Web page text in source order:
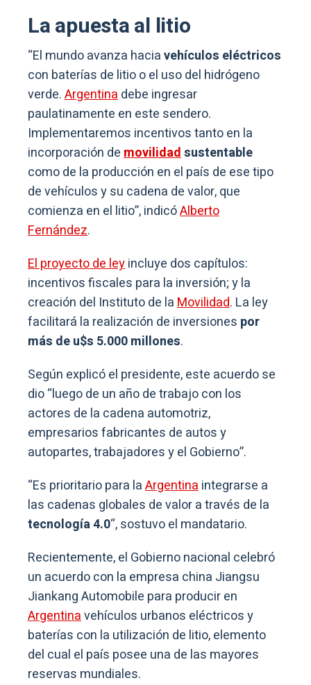
La apuesta al litio
“El mundo avanza haciavehículos eléctricos
con baterías de litio o el uso del hidrógeno
verde.Argentinadebe ingresar
paulatinamente en este sendero.
Implementaremos incentivos tanto en la
incorporación demovilidadsustentable
como de la producción en el país de ese tipo
de vehículos y su cadena de valor, que
comienza en el litio”, indicóAlberto
Fernández.
El proyecto de leyincluye dos capítulos:
incentivos fiscales para la inversión; y la
creación del Instituto de laMovilidad. La ley
facilitará la realización de inversiones por
más de u$s 5.000 millones.
Según explicó el presidente, este acuerdo se
dio “luego de un año de trabajo con los
actores de la cadena automotriz,
empresarios fabricantes de autos y
autopartes, trabajadores y el Gobierno”.
“Es prioritario para laArgentinaintegrarse a
las cadenas globales de valor a través de la
tecnología 4.0“, sostuvo el mandatario.
Recientemente, el Gobierno nacional celebró
un acuerdo con la empresa china Jiangsu
Jiankang Automobile para producir en
Argentinavehículos urbanos eléctricos y
baterías con la utilización de litio, elemento
del cual el país posee una de las mayores
reservas mundiales.